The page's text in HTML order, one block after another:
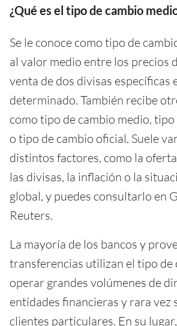
¿Qué es el tipo de cambio
Se le conoce como tipo de
al valor medio entre los precios
venta de dos divisas específicas
determinado. También recibe
como tipo de cambio medio,
o tipo de cambio oficial. Suele
distintos factores, como la
las divisas, la inflación o la
global, y puedes consultarlo en
Reuters.
La mayoría de los bancos y
transferencias utilizan el tipo de
operar grandes volúmenes de
entidades financieras y rara vez
clientes particulares. En su